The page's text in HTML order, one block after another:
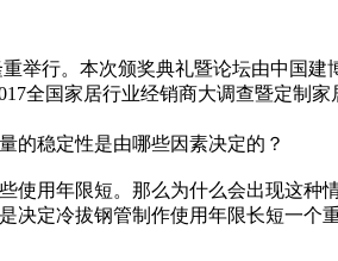
举行。本次颁奖典礼暨论坛由中国建
全国家居行业经销商大调查暨定制家
的稳定性是由哪些因素决定的？
用年限短。那么为什么会出现这种
定冷拔钢管制作使用年限长短一个